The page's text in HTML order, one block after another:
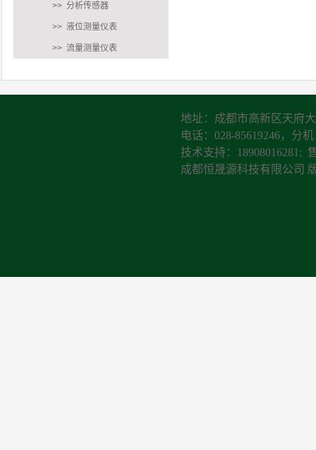
>> 分析传感器
>> 液位测量仪表
>> 流量测量仪表
地址：成都市高新区天府
电话：028-85619246，分
技术支持：18908016281;
成都恒晟源科技有限公司